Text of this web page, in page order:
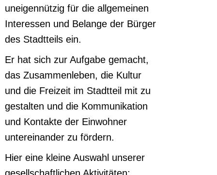
uneigennützig für die allgemeinen
Interessen und Belange der Bürger
des Stadtteils ein.
Er hat sich zur Aufgabe gemacht,
das Zusammenleben, die Kultur
und die Freizeit im Stadtteil mit zu
gestalten und die Kommunikation
und Kontakte der Einwohner
untereinander zu fördern.
Hier eine kleine Auswahl unserer